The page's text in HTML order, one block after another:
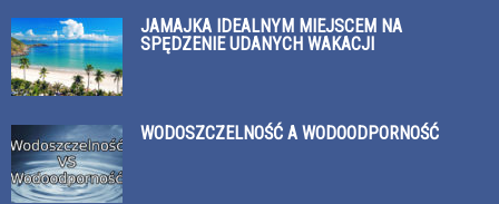
JAMAJKA IDEALNYM MIEJSCEM NA
SPĘDZENIE UDANYCH WAKACJI
WODOSZCZELNOŚĆ A WODOODPORNOŚĆ